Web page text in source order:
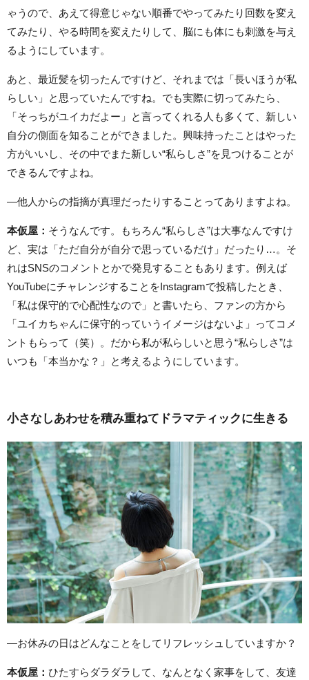
ゃうので、あえて得意じゃない順番でやってみたり回数を変え
てみたり、やる時間を変えたりして、脳にも体にも刺激を与え
るようにしています。
あと、最近髪を切ったんですけど、それまでは「長いほうが私
らしい」と思っていたんですね。でも実際に切ってみたら、
「そっちがユイカだよー」と言ってくれる人も多くて、新しい
自分の側面を知ることができました。興味持ったことはやった
方がいいし、その中でまた新しい“私らしさ”を見つけることが
できるんですよね。
―他人からの指摘が真理だったりすることってありますよね。
本仮屋： そうなんです。もちろん“私らしさ”は大事なんですけ
ど、実は「ただ自分が自分で思っているだけ」だったり…。そ
れはSNSのコメントとかで発見することもあります。例えば
YouTubeにチャレンジすることをInstagramで投稿したとき、
「私は保守的で心配性なので」と書いたら、ファンの方から
「ユイカちゃんに保守的っていうイメージはないよ」ってコメ
ントもらって（笑）。だから私が私らしいと思う“私らしさ”は
いつも「本当かな？」と考えるようにしています。
小さなしあわせを積み重ねてドラマティックに生きる
―お休みの日はどんなことをしてリフレッシュしていますか？
本仮屋： ひたすらダラダラして、なんとなく家事をして、友達